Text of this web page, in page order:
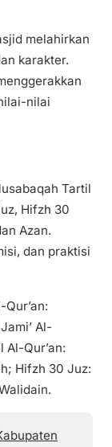
melahirkan
karakter.
nilai
Tartil
Hifzh 30
Azan.
dan praktisi
Al-
Qur’an:
Hifzh 30 Juz: